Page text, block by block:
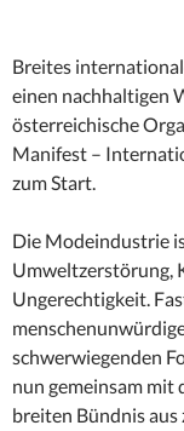
Breites
einen nachhaltigen
österreichische
Manifest –
zum Start.
Die Modeindustrie
Umweltzerstörung,
Ungerechtigkeit.
schwerwiegenden
nun gemeinsam mit
breiten Bündnis